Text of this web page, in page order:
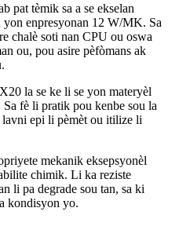
pat tèmik sa a se ekselan
enpresyonan 12 W/MK. Sa
chalè soti nan CPU ou oswa
ou, pou asire pèfòmans ak
la se ke li se yon materyèl
fè li pratik pou kenbe sou la
epi li pèmèt ou itilize li
mekanik eksepsyonèl
chimik. Li ka reziste
li pa degrade sou tan, sa ki
kondisyon yo.